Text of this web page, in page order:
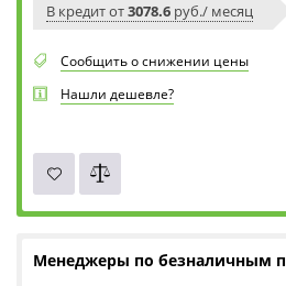
В кредит от3078.6 руб./ месяц
Сообщить о снижении цены
Нашли дешевле?
Менеджеры по безналичным